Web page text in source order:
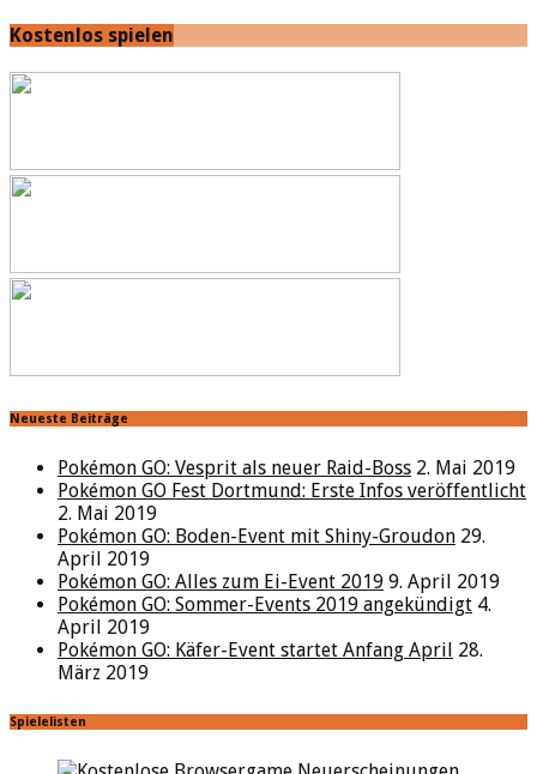
Kostenlos spielen
Neueste Beiträge
Pokémon GO: Vesprit als neuer Raid-Boss 2. Mai 2019
Pokémon GO Fest Dortmund: Erste Infos veröffentlicht
2. Mai 2019
Pokémon GO: Boden-Event mit Shiny-Groudon 29.
April 2019
Pokémon GO: Alles zum Ei-Event 2019 9. April 2019
Pokémon GO: Sommer-Events 2019 angekündigt 4.
April 2019
Pokémon GO: Käfer-Event startet Anfang April 28.
März 2019
Spielelisten